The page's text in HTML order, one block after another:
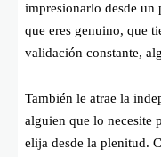
impresionarlo desde un
que eres genuino, que
validación constante,
También le atrae la
alguien que lo necesite
elija desde la plenitud.